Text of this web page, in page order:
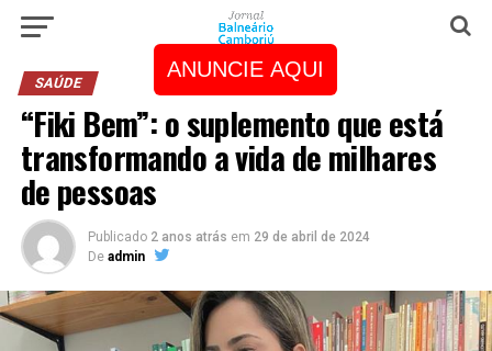
ANUNCIE AQUI
SAÚDE
“Fiki Bem”: o suplemento que está
transformando a vida de milhares
de pessoas
Publicado 2 anos atrás em 29 de abril de 2024
De admin